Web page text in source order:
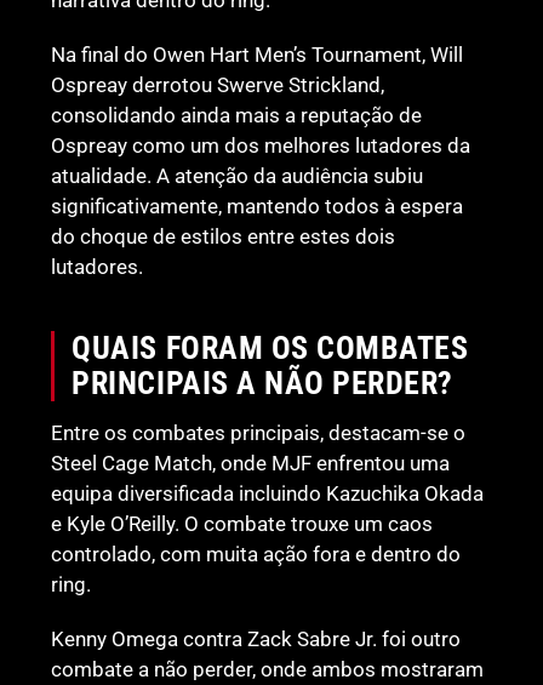
Na final do Owen Hart Men’s Tournament, Will
Ospreay derrotou Swerve Strickland,
consolidando ainda mais a reputação de
Ospreay como um dos melhores lutadores da
atualidade. A atenção da audiência subiu
significativamente, mantendo todos à espera
do choque de estilos entre estes dois
lutadores.
QUAIS FORAM OS COMBATES
PRINCIPAIS A NÃO PERDER?
Entre os combates principais, destacam-se o
Steel Cage Match, onde MJF enfrentou uma
equipa diversificada incluindo Kazuchika Okada
e Kyle O’Reilly. O combate trouxe um caos
controlado, com muita ação fora e dentro do
ring.
Kenny Omega contra Zack Sabre Jr. foi outro
combate a não perder, onde ambos mostraram